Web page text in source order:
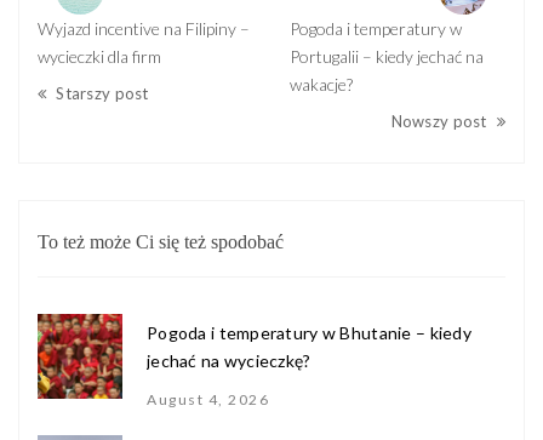
Wyjazd incentive na Filipiny –
wycieczki dla firm
Starszy post
Pogoda i temperatury w
Portugalii – kiedy jechać na
wakacje?
Nowszy post
To też może Ci się też spodobać
Pogoda i temperatury w Bhutanie – kiedy
jechać na wycieczkę?
August 4, 2026